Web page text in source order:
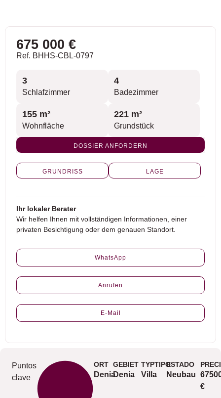
675 000 €
Ref. BHHS-CBL-0797
3
Schlafzimmer
4
Badezimmer
155 m²
Wohnfläche
221 m²
Grundstück
DOSSIER ANFORDERN
GRUNDRISS LAGE
Ihr lokaler Berater
Wir helfen Ihnen mit vollständigen Informationen, einer
privaten Besichtigung oder dem genauen Standort.
WhatsApp
Anrufen
E-Mail
Puntos
clave
ORT
Denia
GEBIET
Denia
TYPTIPO
Villa
ESTADO
Neubau
€